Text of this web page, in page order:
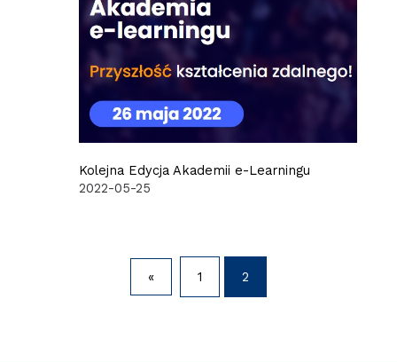
Kolejna Edycja Akademii e-Learningu
2022-05-25
« 1 2